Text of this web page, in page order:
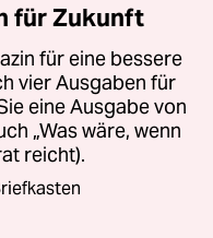
für Zukunft
für eine bessere
vier Ausgaben für
eine Ausgabe von
„Was wäre, wenn
reicht).